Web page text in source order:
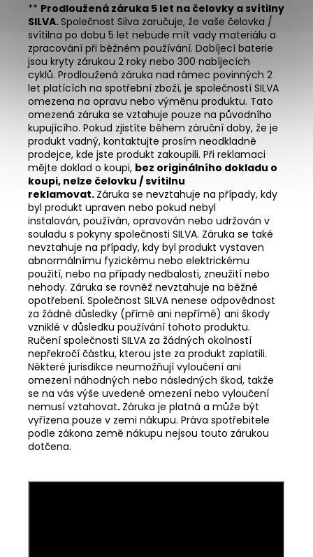
** Prodloužená záruka 5 let na čelovky a svítilny
SILVA.Společnost Silva zaručuje, že vaše čelovka /
svítilna po dobu 5 let nebude mít vady materiálu a
zpracování při běžném používání. Dobíjecí baterie
jsou kryty zárukou 2 roky nebo 300 nabíjecích
cyklů. Prodloužená záruka nad rámec povinných 2
let platících na spotřební zboží, je společností SILVA
omezena na opravu nebo výměnu produktu. Tato
omezená záruka se vztahuje pouze na původního
kupujícího. Pokud zjistíte během záruční doby, že je
produkt vadný, kontaktujte prosím neodkladně
prodejce, kde jste produkt zakoupili. Při reklamaci
mějte doklad o koupi, bez originálního dokladu o
koupi, nelze čelovku / svítilnu
reklamovat. Záruka se nevztahuje na případy, kdy
byl produkt upraven nebo pokud nebyl
instalován, používán, opravován nebo udržován v
souladu s pokyny společnosti SILVA. Záruka se také
nevztahuje na případy, kdy byl produkt vystaven
abnormálnímu fyzickému nebo elektrickému
použití, nebo na případynedbalosti, zneužití nebo
nehody. Záruka se rovněž nevztahuje na běžné
opotřebení. Společnost SILVA nenese odpovědnost
za žádné důsledky (přímé ani nepřímé) ani škody
vzniklé v důsledku používání tohoto produktu.
Ručení společnosti SILVA za žádných okolností
nepřekročí částku, kterou jste za produkt zaplatili.
Některé jurisdikce neumožňují vyloučení ani
omezení náhodných nebo následných škod, takže
se na vás výše uvedené omezení nebo vyloučení
nemusí vztahovat. Záruka je platná a může být
vyřízena pouze v zemi nákupu. Práva spotřebitele
podle zákona země nákupu nejsou touto zárukou
dotčena.